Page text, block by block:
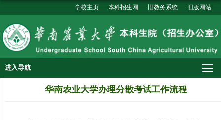
旧版网站
旧教务系统
本科招生网
学校主页
进入导航
华南农业大学办理分散考试工作流程